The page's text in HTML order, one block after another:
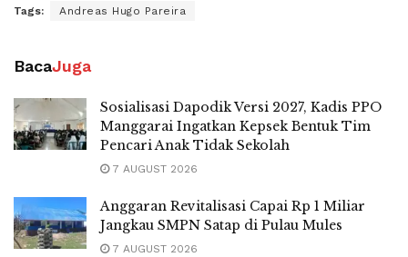
Tags: Andreas Hugo Pareira
BacaJuga
Sosialisasi Dapodik Versi 2027, Kadis PPO
Manggarai Ingatkan Kepsek Bentuk Tim
Pencari Anak Tidak Sekolah
7 AUGUST 2026
Anggaran Revitalisasi Capai Rp 1 Miliar
Jangkau SMPN Satap di Pulau Mules
7 AUGUST 2026